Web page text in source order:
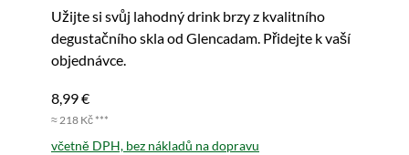
Užijte si svůj lahodný drink brzy z kvalitního
degustačního skla od Glencadam. Přidejte k vaší
objednávce.
8,99 €
≈ 218 Kč ***
včetně DPH, bez nákladů na dopravu